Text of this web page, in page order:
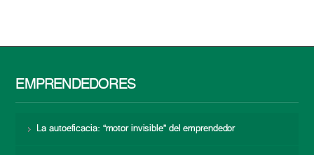
EMPRENDEDORES
La autoeficacia: “motor invisible” del emprendedor